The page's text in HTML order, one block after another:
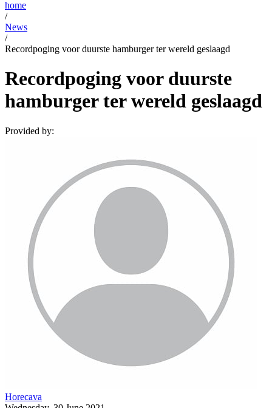
home
/
News
/
Recordpoging voor duurste hamburger ter wereld geslaagd
Recordpoging voor duurste
hamburger ter wereld geslaagd
Provided by:
Horecava